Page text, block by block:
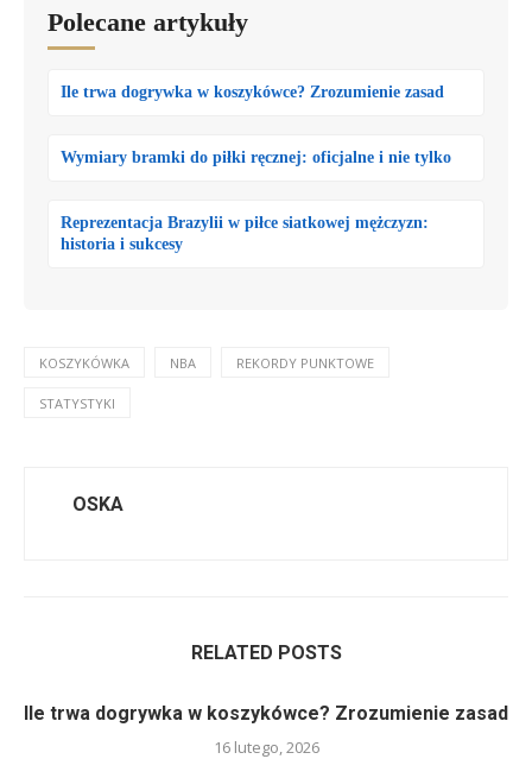
Polecane artykuły
Ile trwa dogrywka w koszykówce? Zrozumienie zasad
Wymiary bramki do piłki ręcznej: oficjalne i nie tylko
Reprezentacja Brazylii w piłce siatkowej mężczyzn:
historia i sukcesy
KOSZYKÓWKA NBA REKORDY PUNKTOWE
STATYSTYKI
OSKA
RELATED POSTS
Ile trwa dogrywka w koszykówce? Zrozumienie zasad
16 lutego, 2026